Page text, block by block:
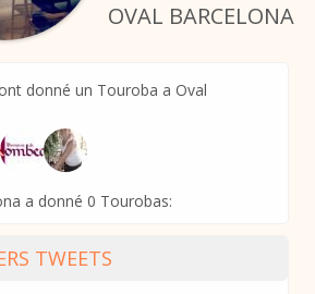
OVAL BARCELONA
donné un Touroba a Oval
a donné 0 Tourobas:
TWEETS